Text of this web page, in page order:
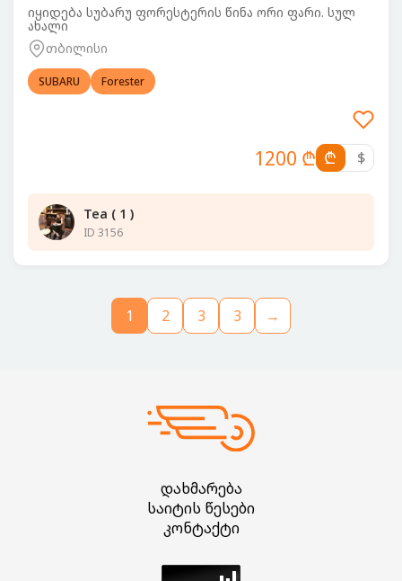
იყიდება სუბარუ ფორესტერის წინა ორი ფარი. სულ
ახალი
თბილისი
SUBARU Forester
1200 ₾ ₾ $
Tea ( 1 )
ID 3156
1 2 3 3 →
დახმარება
საიტის წესები
კონტაქტი